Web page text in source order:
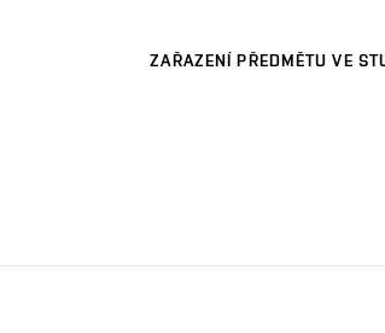
ZAŘAZENÍ PŘEDMĚTU VE